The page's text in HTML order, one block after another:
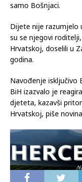
samo Bošnjaci.
Dijete nije razumjelo
su se njegovi
Hrvatskoj, doselili u
godina.
Navođenje isključivo
BiH izazvalo je
djeteta, kazavši
Hrvatskoj, piše